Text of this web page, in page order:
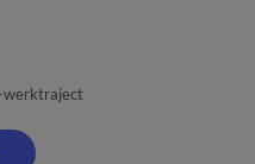
werktraject